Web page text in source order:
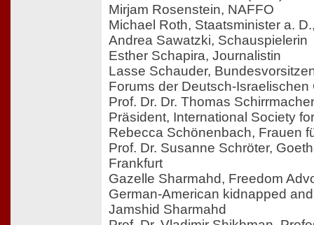
Mirjam Rosenstein, NAFFO
Michael Roth, Staatsminister a.
Andrea Sawatzki, Schauspielerin
Esther Schapira, Journalistin
Lasse Schauder,
Forums der Deutsch-Israelischen
Prof. Dr. Dr. Thomas
Präsident, International Society
Rebecca Schönenbach, Frauen
Prof. Dr. Susanne Schröter,
Frankfurt
Gazelle Sharmahd, Freedom
German-American kidnapped
Jamshid Sharmahd